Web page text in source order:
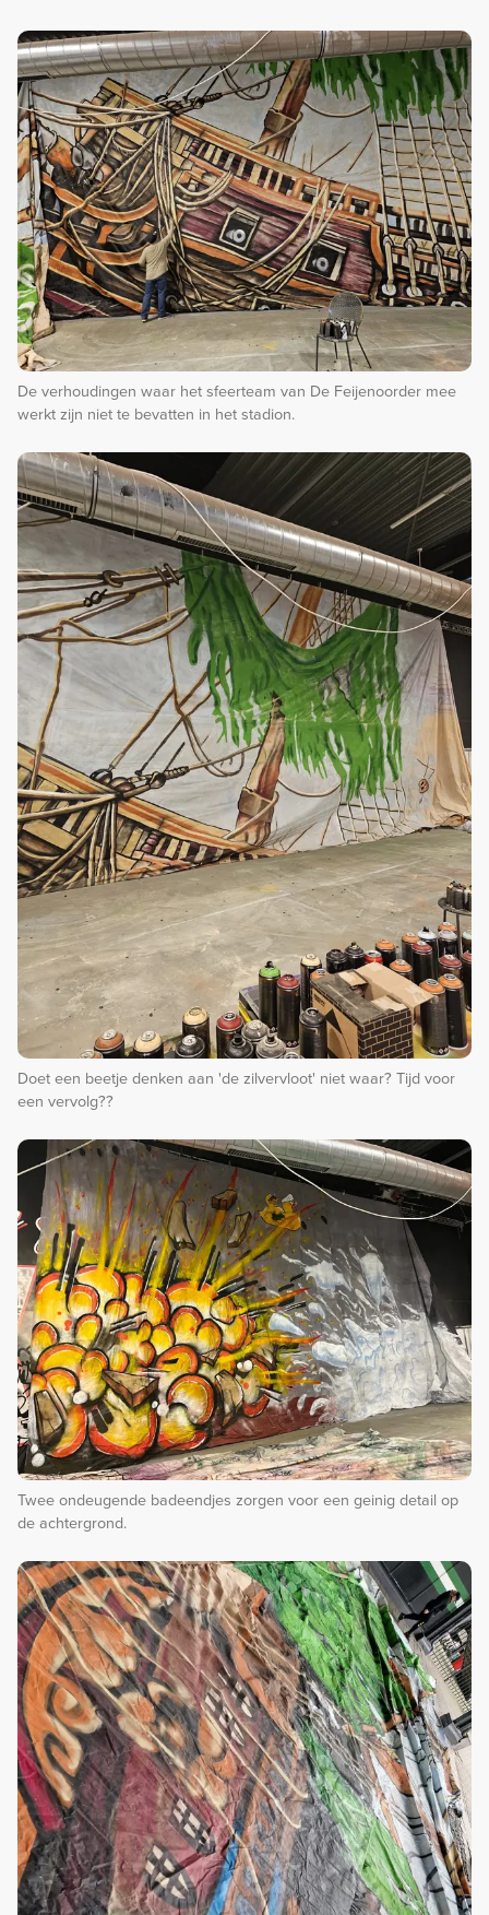
De verhoudingen waar het sfeerteam van De Feijenoorder mee
werkt zijn niet te bevatten in het stadion.
Doet een beetje denken aan 'de zilvervloot' niet waar? Tijd voor
een vervolg??
Twee ondeugende badeendjes zorgen voor een geinig detail op
de achtergrond.